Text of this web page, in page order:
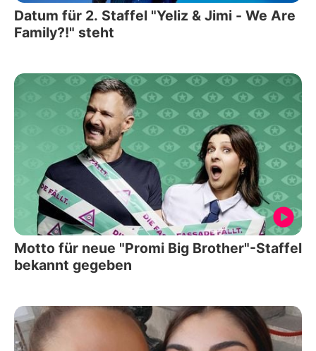
Datum für 2. Staffel "Yeliz & Jimi - We Are
Family?!" steht
Motto für neue "Promi Big Brother"-Staffel
bekannt gegeben